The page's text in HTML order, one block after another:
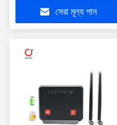
সেরা মূল্য পান